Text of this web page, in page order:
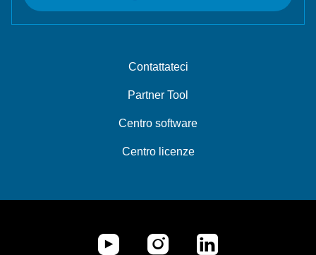
Contattateci
Partner Tool
Centro software
Centro licenze